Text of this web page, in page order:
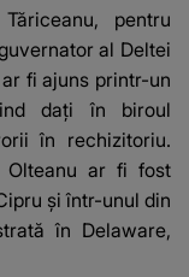
pentru
al Deltei
fi ajuns printr-un
daţi în biroul
în rechizitoriu.
Olteanu ar fi fost
şi într-unul din
în Delaware,